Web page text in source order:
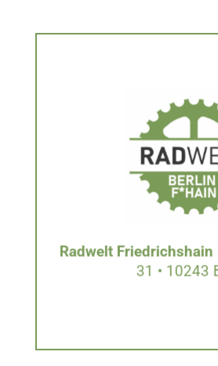
Radwelt Friedrichshain
31 • 10243